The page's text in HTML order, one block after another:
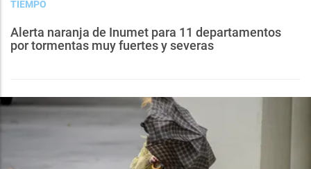
TIEMPO
Alerta naranja de Inumet para 11 departamentos
por tormentas muy fuertes y severas